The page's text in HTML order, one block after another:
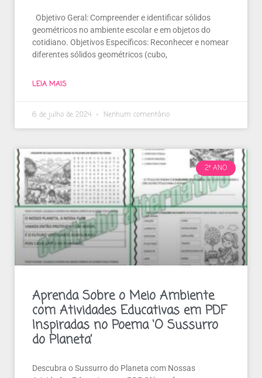
Objetivo Geral: Compreender e identificar sólidos
geométricos no ambiente escolar e em objetos do
cotidiano. Objetivos Específicos: Reconhecer e nomear
diferentes sólidos geométricos (cubo,
LEIA MAIS
6 de julho de 2024 Nenhum comentário
2º ANO
Aprenda Sobre o Meio Ambiente
com Atividades Educativas em PDF
Inspiradas no Poema ‘O Sussurro
do Planeta’
Descubra o Sussurro do Planeta com Nossas